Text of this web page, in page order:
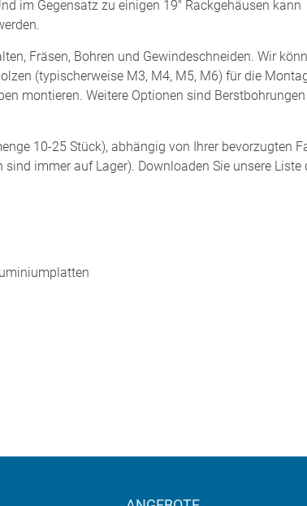
im Gegensatz zu einigen 19" Rackgehäusen kann
Fräsen, Bohren und Gewindeschneiden. Wir
(typischerweise M3, M4, M5, M6) für die
montieren. Weitere Optionen sind
10-25 Stück), abhängig von Ihrer bevorzugten
immer auf Lager). Downloaden Sie unsere Liste